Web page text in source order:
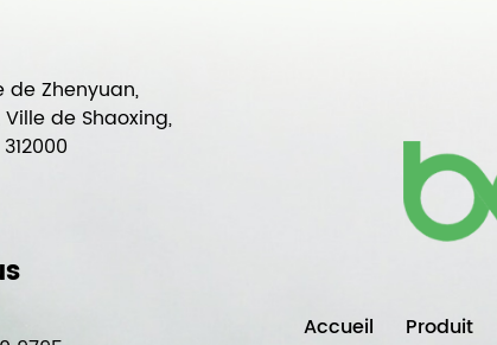
de Zhenyuan,
de Shaoxing,
Accueil Produit